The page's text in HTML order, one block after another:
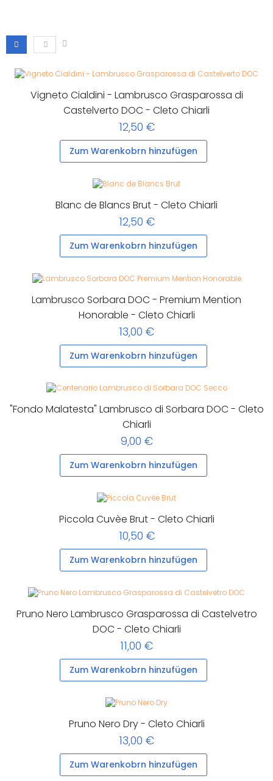
Vigneto Cialdini - Lambrusco Grasparossa di
Castelverto DOC - Cleto Chiarli
12,50 €
Zum Warenkobrn hinzufügen
Blanc de Blancs Brut - Cleto Chiarli
12,50 €
Zum Warenkobrn hinzufügen
Lambrusco Sorbara DOC - Premium Mention
Honorable - Cleto Chiarli
13,00 €
Zum Warenkobrn hinzufügen
"Fondo Malatesta" Lambrusco di Sorbara DOC - Cleto
Chiarli
9,00 €
Zum Warenkobrn hinzufügen
Piccola Cuvèe Brut - Cleto Chiarli
10,50 €
Zum Warenkobrn hinzufügen
Pruno Nero Lambrusco Grasparossa di Castelvetro
DOC - Cleto Chiarli
11,00 €
Zum Warenkobrn hinzufügen
Pruno Nero Dry - Cleto Chiarli
13,00 €
Zum Warenkobrn hinzufügen